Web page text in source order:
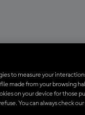
undang. Semua
to measure your
made from your browsing
on your device for those
You can always check